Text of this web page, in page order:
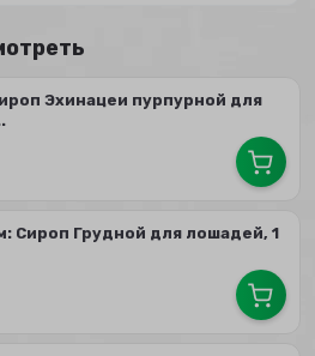
Эхинацеи пурпурной для
Сироп Грудной для лошадей, 1